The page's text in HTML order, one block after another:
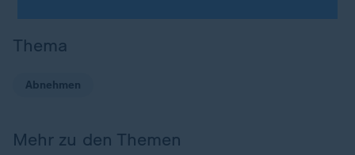
Thema
Abnehmen
Mehr zu den Themen